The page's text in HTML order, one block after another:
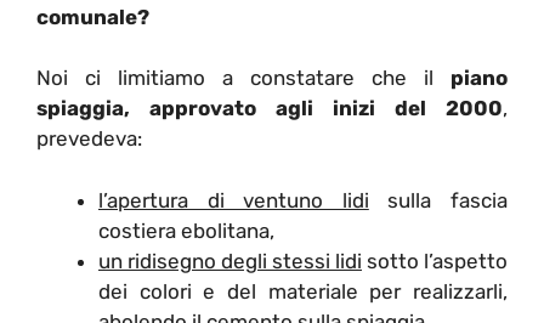
comunale?
Noi ci limitiamo a constatare che il piano
spiaggia, approvato agli inizi del 2000,
prevedeva:
l’apertura di ventuno lidi sulla fascia
costiera ebolitana,
un ridisegno degli stessi lidi sotto l’aspetto
dei colori e del materiale per realizzarli,